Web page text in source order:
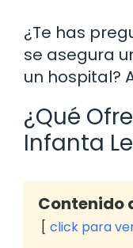
¿Te has
se asegura
un hospital?
¿Qué
Infanta
Contenido
click para